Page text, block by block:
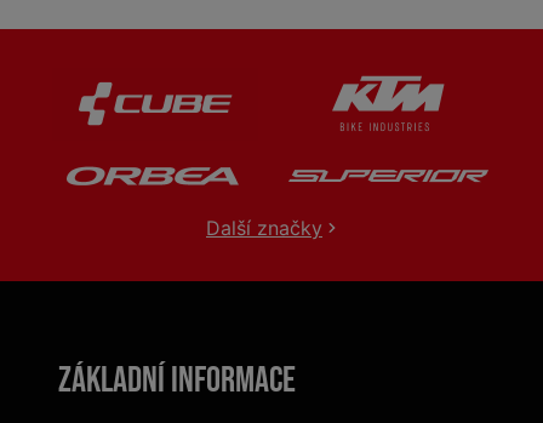
Další značky
Základní informace